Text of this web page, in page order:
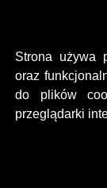
Strona używa
oraz
do plików
przeglądarki